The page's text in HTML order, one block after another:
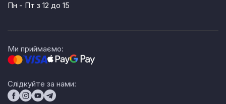
Пн - Пт з 12 до 15
Ми приймаємо:
Слідкуйте за нами: